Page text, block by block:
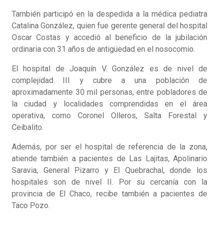
También participó en la despedida a la médica pediatra
Catalina González, quien fue gerente general del hospital
Oscar Costas y accedió al beneficio de la jubilación
ordinaria con 31 años de antigüedad en el nosocomio.
El hospital de Joaquín V. González es de nivel de
complejidad III y cubre a una población de
aproximadamente 30 mil personas, entre pobladores de
la ciudad y localidades comprendidas en el área
operativa, como Coronel Olleros, Salta Forestal y
Ceibalito.
Además, por ser el hospital de referencia de la zona,
atiende también a pacientes de Las Lajitas, Apolinario
Saravia, General Pizarro y El Quebrachal, donde los
hospitales son de nivel II. Por su cercanía con la
provincia de El Chaco, recibe también a pacientes de
Taco Pozo.